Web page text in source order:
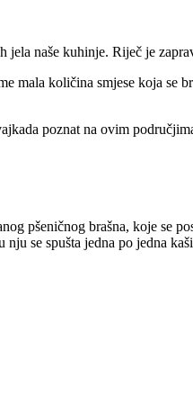
jela naše kuhinje. Riječ je
mala količina smjese koja
poznat na ovim
pšeničnog brašna, koje se
nju se spušta jedna po jedna